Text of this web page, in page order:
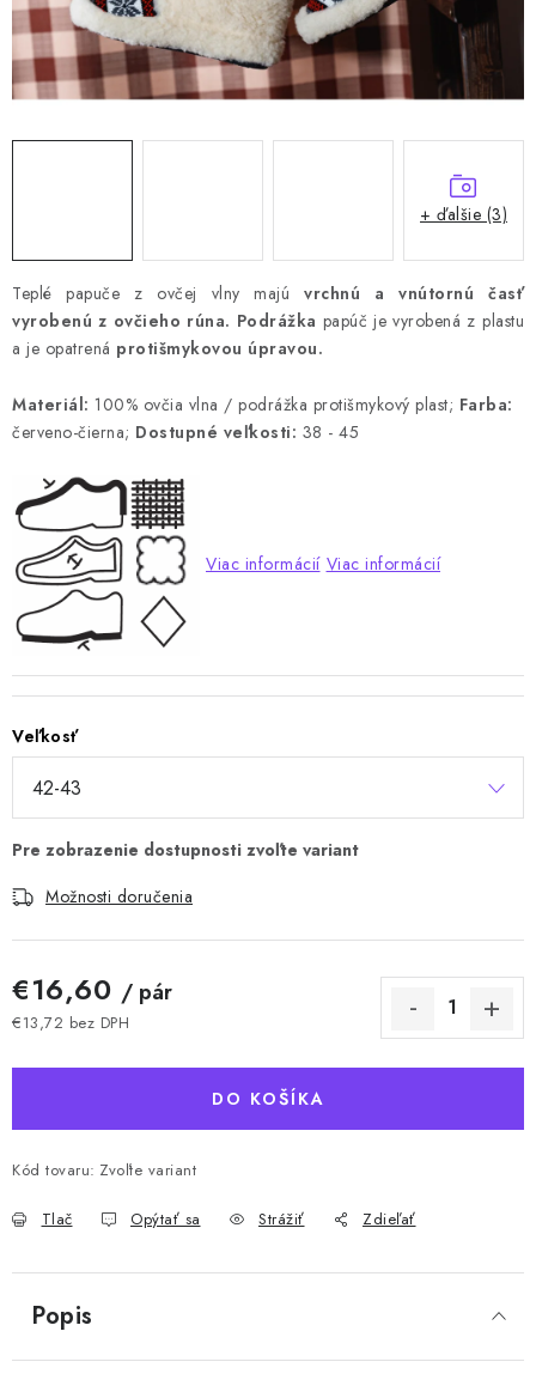
Teplé papuče z ovčej vlny majú vrchnú a vnútornú časť
vyrobenú z ovčieho rúna. Podrážka papúč je vyrobená z plastu
a je opatrená protišmykovou úpravou.
Materiál: 100% ovčia vlna / podrážka protišmykový plast; Farba:
červeno-čierna; Dostupné veľkosti: 38 - 45
Viac informácií Viac informácií
Veľkosť
Možnosti doručenia
€16,60 / pár
€13,72 bez DPH
DO KOŠÍKA
Kód tovaru: Zvoľte variant
Tlač Opýtať sa Strážiť Zdieľať
+ ďalšie (3)
Popis